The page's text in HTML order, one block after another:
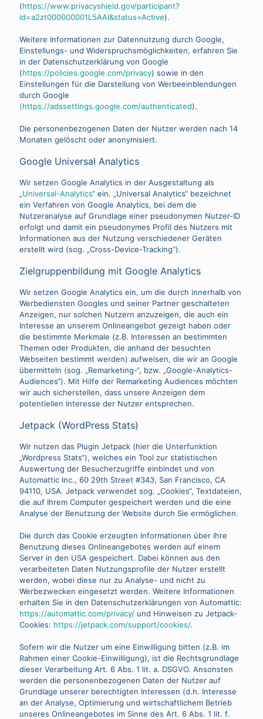
(https://www.privacyshield.gov/participant?
id=a2zt000000001L5AAI&status=Active).
Weitere Informationen zur Datennutzung durch Google,
Einstellungs- und Widerspruchsmöglichkeiten, erfahren Sie
in der Datenschutzerklärung von Google
(https://policies.google.com/privacy) sowie in den
Einstellungen für die Darstellung von Werbeeinblendungen
durch Google
(https://adssettings.google.com/authenticated).
Die personenbezogenen Daten der Nutzer werden nach 14
Monaten gelöscht oder anonymisiert.
Google Universal Analytics
Wir setzen Google Analytics in der Ausgestaltung als
„Universal-Analytics“ ein. „Universal Analytics“ bezeichnet
ein Verfahren von Google Analytics, bei dem die
Nutzeranalyse auf Grundlage einer pseudonymen Nutzer-ID
erfolgt und damit ein pseudonymes Profil des Nutzers mit
Informationen aus der Nutzung verschiedener Geräten
erstellt wird (sog. „Cross-Device-Tracking“).
Zielgruppenbildung mit Google Analytics
Wir setzen Google Analytics ein, um die durch innerhalb von
Werbediensten Googles und seiner Partner geschalteten
Anzeigen, nur solchen Nutzern anzuzeigen, die auch ein
Interesse an unserem Onlineangebot gezeigt haben oder
die bestimmte Merkmale (z.B. Interessen an bestimmten
Themen oder Produkten, die anhand der besuchten
Webseiten bestimmt werden) aufweisen, die wir an Google
übermitteln (sog. „Remarketing-“, bzw. „Google-Analytics-
Audiences“). Mit Hilfe der Remarketing Audiences möchten
wir auch sicherstellen, dass unsere Anzeigen dem
potentiellen Interesse der Nutzer entsprechen.
Jetpack (WordPress Stats)
Wir nutzen das Plugin Jetpack (hier die Unterfunktion
„Wordpress Stats“), welches ein Tool zur statistischen
Auswertung der Besucherzugriffe einbindet und von
Automattic Inc., 60 29th Street #343, San Francisco, CA
94110, USA. Jetpack verwendet sog. „Cookies“, Textdateien,
die auf Ihrem Computer gespeichert werden und die eine
Analyse der Benutzung der Website durch Sie ermöglichen.
Die durch das Cookie erzeugten Informationen über Ihre
Benutzung dieses Onlineangebotes werden auf einem
Server in den USA gespeichert. Dabei können aus den
verarbeiteten Daten Nutzungsprofile der Nutzer erstellt
werden, wobei diese nur zu Analyse- und nicht zu
Werbezwecken eingesetzt werden. Weitere Informationen
erhalten Sie in den Datenschutzerklärungen von Automattic:
https://automattic.com/privacy/ und Hinweisen zu Jetpack-
Cookies: https://jetpack.com/support/cookies/.
Sofern wir die Nutzer um eine Einwilligung bitten (z.B. im
Rahmen einer Cookie-Einwilligung), ist die Rechtsgrundlage
dieser Verarbeitung Art. 6 Abs. 1 lit. a. DSGVO. Ansonsten
werden die personenbezogenen Daten der Nutzer auf
Grundlage unserer berechtigten Interessen (d.h. Interesse
an der Analyse, Optimierung und wirtschaftlichem Betrieb
unseres Onlineangebotes im Sinne des Art. 6 Abs. 1 lit. f.